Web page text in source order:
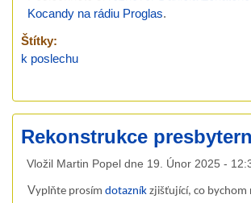
Kocandy na rádiu Proglas.
Štítky:
k poslechu
Rekonstrukce
Vložil Martin Popel dne 19. Únor 2025 -
Vyplňte prosím dotazníkzjišťující, co bychom